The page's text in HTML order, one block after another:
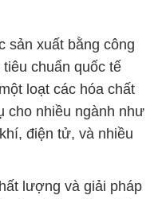
sản xuất bằng công
chuẩn quốc tế
loạt các hóa chất
cho nhiều ngành như
điện tử, và nhiều
lượng và giải pháp